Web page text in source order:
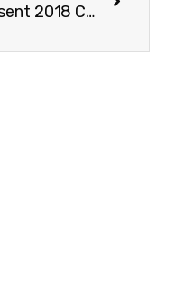
Present 2018 Call for Paper